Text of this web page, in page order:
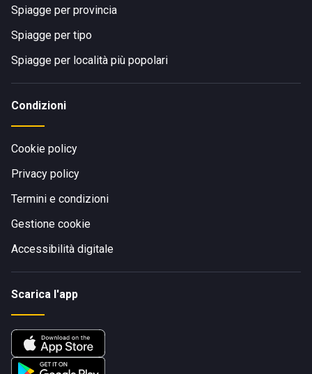
Spiagge per provincia
Spiagge per tipo
Spiagge per località più popolari
Condizioni
Cookie policy
Privacy policy
Termini e condizioni
Gestione cookie
Accessibilità digitale
Scarica l'app